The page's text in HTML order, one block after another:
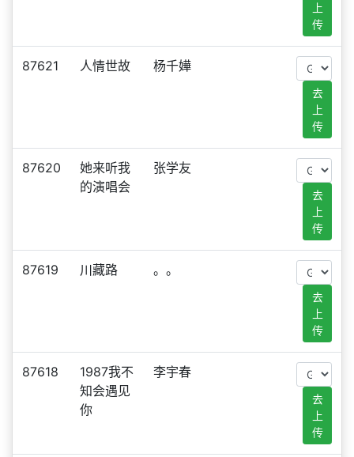
上
传
87621 人情世故 杨千嬅
去
上
传
87620
她来听我
的演唱会
张学友
去
上
传
87619 川藏路 。。
去
上
传
87618
1987我不
知会遇见
你
李宇春
去
上
传